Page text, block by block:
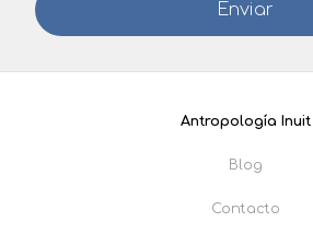
Antropología Inuit
Blog
Contacto